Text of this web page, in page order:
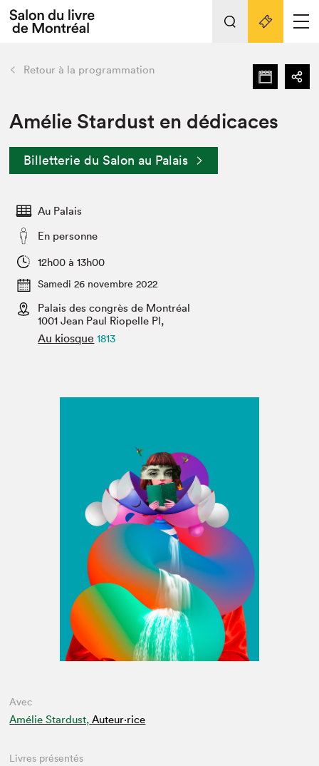
Espace exposant⋅e⋅s
Espace enseignant·e·s
Espace médias
L'événement
Préparer sa visite au Salon
Actualités
SLM PRO
retour Nos activités
Préparer sa visite
Salon dans la ville et en ligne
Projets partenaires
Liens pratiques
Retour à la programmation
Amélie Stardust en dédicaces
Billetterie du Salon au Palais
Au Palais
En personne
12h00 à 13h00
Samedi 26 novembre 2022
Palais des congrès de Montréal
1001 Jean Paul Riopelle Pl,
Au kiosque 1813
Avec
Amélie Stardust, Auteur·rice
Livres présentés